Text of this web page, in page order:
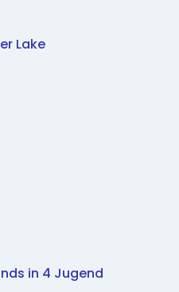
Lake
in 4 Jugend